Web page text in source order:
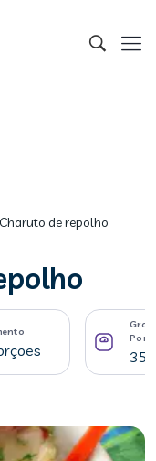
Charuto de repolho
35